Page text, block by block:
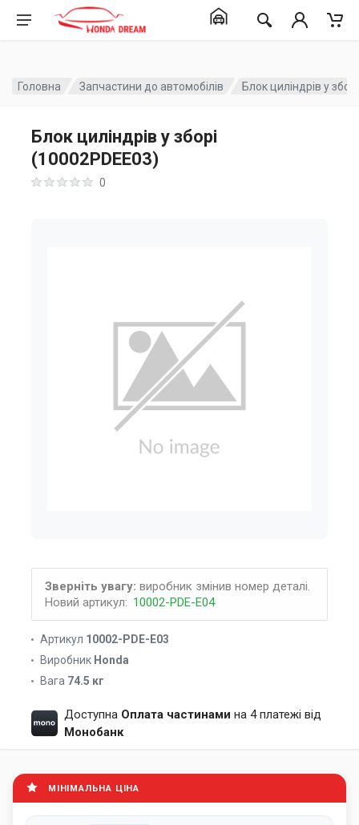
Головна Запчастини до автомобілів Блок циліндрів у
Блок циліндрів у зборі
(10002PDEE03)
0
Зверніть увагу: виробник змінив номер деталі.
Новий артикул: 10002-PDE-E04
Артикул 10002-PDE-E03
Виробник Honda
Вага 74.5 кг
Доступна Оплата частинами на 4 платежі від
Монобанк
МІНІМАЛЬНА ЦІНА